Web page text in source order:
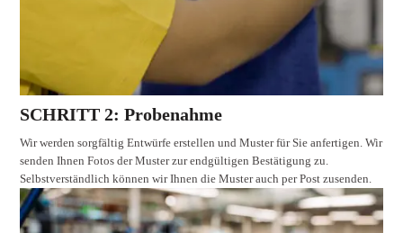
SCHRITT 2: Probenahme
Wir werden sorgfältig Entwürfe erstellen und Muster für Sie anfertigen. Wir
senden Ihnen Fotos der Muster zur endgültigen Bestätigung zu.
Selbstverständlich können wir Ihnen die Muster auch per Post zusenden.